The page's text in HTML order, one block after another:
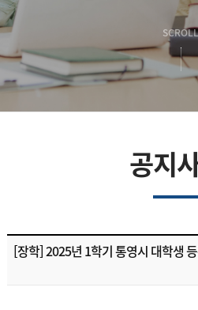
SCROLL
공지
[장학] 2025년 1학기 통영시 대학생